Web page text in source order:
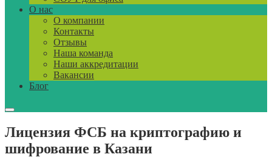
О нас
О компании
Контакты
Отзывы
Наша команда
Наши аккредитации
Вакансии
Блог
Лицензия ФСБ на криптографию и
шифрование в Казани